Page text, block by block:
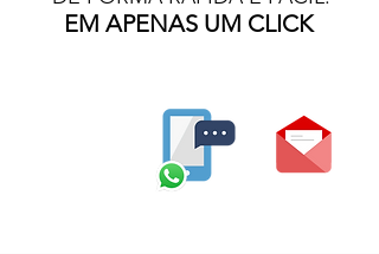
EM APENAS UM CLICK